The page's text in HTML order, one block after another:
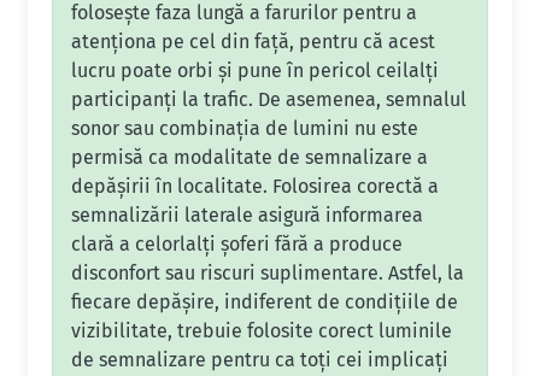
folosește faza lungă a farurilor pentru a
atenționa pe cel din față, pentru că acest
lucru poate orbi și pune în pericol ceilalți
participanți la trafic. De asemenea, semnalul
sonor sau combinația de lumini nu este
permisă ca modalitate de semnalizare a
depășirii în localitate. Folosirea corectă a
semnalizării laterale asigură informarea
clară a celorlalți șoferi fără a produce
disconfort sau riscuri suplimentare. Astfel, la
fiecare depășire, indiferent de condițiile de
vizibilitate, trebuie folosite corect luminile
de semnalizare pentru ca toți cei implicați